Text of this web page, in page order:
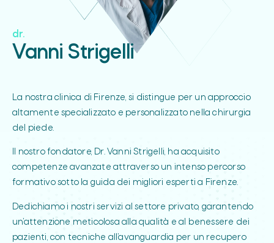
dr.
Vanni Strigelli
La nostra clinica di Firenze, si distingue per un approccio
altamente specializzato e personalizzato nella chirurgia
del piede.
Il nostro fondatore, Dr. Vanni Strigelli, ha acquisito
competenze avanzate attraverso un intenso percorso
formativo sotto la guida dei migliori esperti a Firenze.
Dedichiamo i nostri servizi al settore privato, garantendo
un’attenzione meticolosa alla qualità e al benessere dei
pazienti, con tecniche all’avanguardia per un recupero